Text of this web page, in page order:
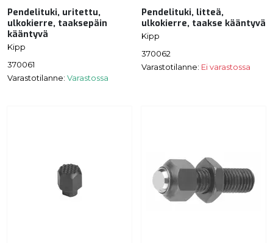
Pendelituki, uritettu,
ulkokierre, taaksepäin
kääntyvä
Kipp
370061
Varastotilanne: Varastossa
Pendelituki, litteä,
ulkokierre, taakse kääntyvä
Kipp
370062
Varastotilanne: Ei varastossa